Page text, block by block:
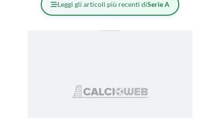
Leggi gli articoli più recenti diSerie A